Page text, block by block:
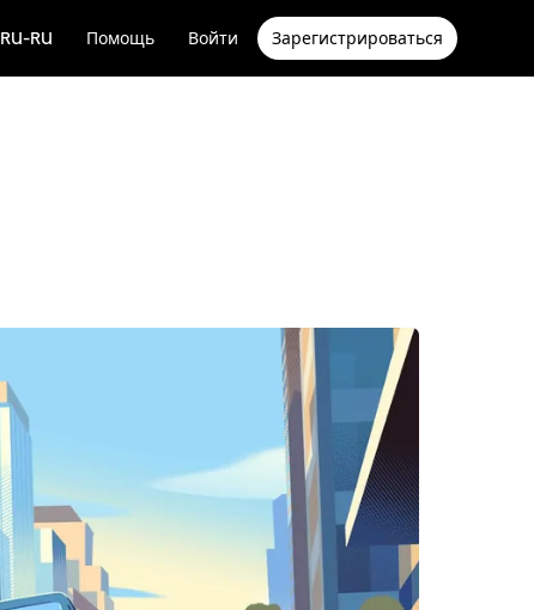
RU-RU Помощь Войти Зарегистрироваться